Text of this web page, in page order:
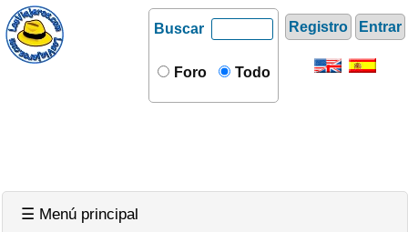
Registro Entrar
Buscar
Foro Todo
☰ Menú principal